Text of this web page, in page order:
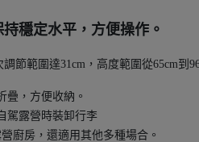
穩定水平，方便操作。
節範圍達31cm，高度範圍從65cm到
疊，方便收納。
駕露營時裝卸行李
廚房，還適用其他多種場合。